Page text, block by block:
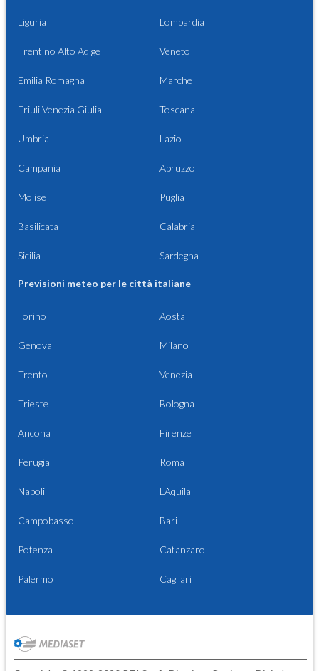
Liguria Lombardia
Trentino Alto Adige Veneto
Emilia Romagna Marche
Friuli Venezia Giulia Toscana
Umbria Lazio
Campania Abruzzo
Molise Puglia
Basilicata Calabria
Sicilia Sardegna
Previsioni meteo per le città italiane
Torino Aosta
Genova Milano
Trento Venezia
Trieste Bologna
Ancona Firenze
Perugia Roma
Napoli L'Aquila
Campobasso Bari
Potenza Catanzaro
Palermo Cagliari